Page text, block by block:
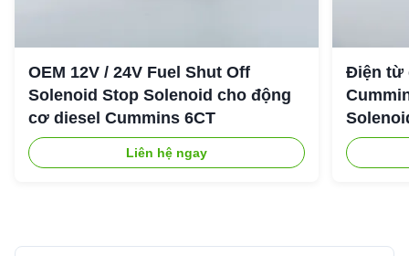
OEM 12V / 24V Fuel Shut Off
Solenoid Stop Solenoid cho động
cơ diesel Cummins 6CT
Liên hệ ngay
Điện từ